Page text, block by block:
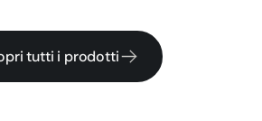
tutti i prodotti